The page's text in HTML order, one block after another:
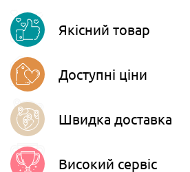
Telegram
Якісний товар
Доступні ціни
Швидка доставка
Високий сервіс